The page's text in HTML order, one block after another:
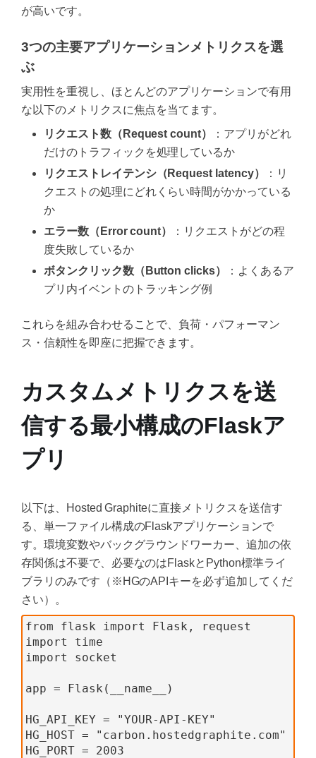
が高いです。
3つの主要アプリケーションメトリクスを選
ぶ
実用性を重視し、ほとんどのアプリケーションで有用
な以下のメトリクスに焦点を当てます。
リクエスト数（Request count）
：アプリがどれ
だけのトラフィックを処理しているか
リクエストレイテンシ（Request latency）
：リ
クエストの処理にどれくらい時間がかかっている
か
エラー数（Error count）
：リクエストがどの程
度失敗しているか
ボタンクリック数（Button clicks）
：よくあるア
プリ内イベントのトラッキング例
これらを組み合わせることで、負荷・パフォーマン
ス・信頼性を即座に把握できます。
カスタムメトリクスを送
信する最小構成のFlaskア
プリ
以下は、Hosted Graphiteに直接メトリクスを送信す
る、単一ファイル構成のFlaskアプリケーションで
す。環境変数やバックグラウンドワーカー、追加の依
存関係は不要で、必要なのはFlaskとPython標準ライ
ブラリのみです（※HGのAPIキーを必ず追加してくだ
さい）。
from flask import Flask, request
import time
import socket
app = Flask(__name__)
HG_API_KEY = "YOUR-API-KEY"
HG_HOST = "carbon.hostedgraphite.com"
HG_PORT = 2003